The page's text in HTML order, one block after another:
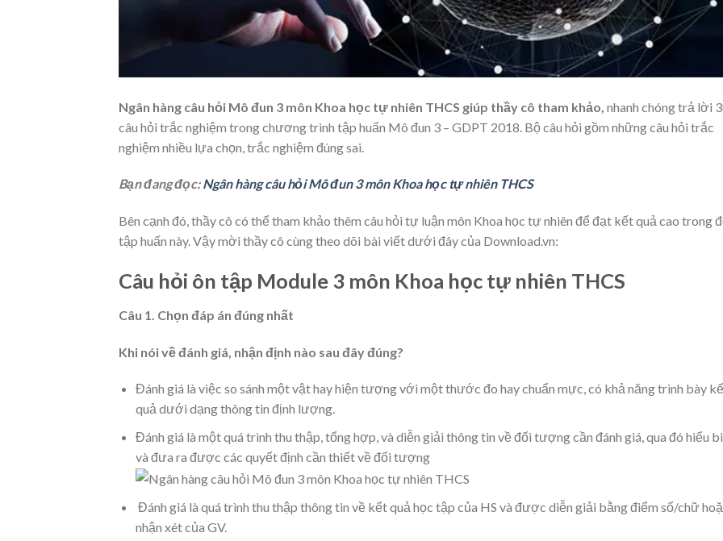
Ngân hàng câu hỏi Mô đun 3 môn Khoa học tự nhiên THCS giúp thầy cô tham khảo, nhanh chóng trả lời
câu hỏi trắc nghiệm trong chương trình tập huấn Mô đun 3 – GDPT 2018. Bộ câu hỏi gồm những câu hỏi trắc
nghiệm nhiều lựa chọn, trắc nghiệm đúng sai.
Bạn đang đọc:Ngân hàng câu hỏi Mô đun 3 môn Khoa học tự nhiên THCS
Bên cạnh đó, thầy cô có thể tham khảo thêm câu hỏi tự luận môn Khoa học tự nhiên để đạt kết quả cao trong
tập huấn này. Vậy mời thầy cô cùng theo dõi bài viết dưới đây của Download.vn:
Câu hỏi ôn tập Module 3 môn Khoa học tự nhiên THCS
Câu 1. Chọn đáp án đúng nhất
Khi nói về đánh giá, nhận định nào sau đây đúng?
Đánh giá là việc so sánh một vật hay hiện tượng với một thước đo hay chuẩn mực, có khả năng trình bày
quả dưới dạng thông tin định lượng.
Đánh giá là một quá trình thu thập, tổng hợp, và diễn giải thông tin về đối tượng cần đánh giá, qua đó hiểu
và đưa ra được các quyết định cần thiết về đối tượng
Đánh giá là quá trình thu thập thông tin về kết quả học tập của HS và được diễn giải bằng điểm số/chữ
nhận xét của GV.